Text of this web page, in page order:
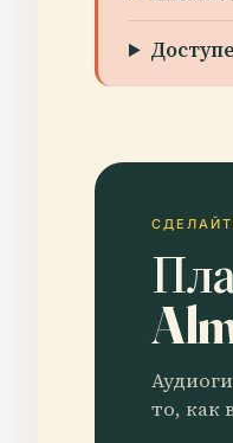
то, как